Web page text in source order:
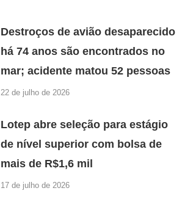
Destroços de avião desaparecido
há 74 anos são encontrados no
mar; acidente matou 52 pessoas
22 de julho de 2026
Lotep abre seleção para estágio
de nível superior com bolsa de
mais de R$1,6 mil
17 de julho de 2026